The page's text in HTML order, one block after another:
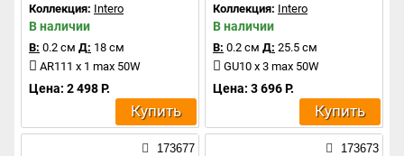
Коллекция: Intero
В наличии
В: 0.2 см Д: 18 см
AR111 x 1 max 50W
Цена: 2 498 Р.
Купить
Коллекция: Intero
В наличии
В: 0.2 см Д: 25.5 см
GU10 x 3 max 50W
Цена: 3 696 Р.
Купить
173677 173673